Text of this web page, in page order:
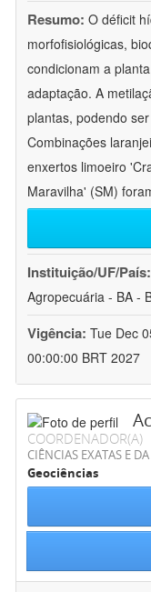
Resumo: O déficit
morfofisiológicas,
condicionam a
adaptação. A
plantas, podendo
Combinações
enxertos limoeiro
Maravilha' (SM)
Instituição/UF/País:
Agropecuária - BA -
Vigência: Tue Dec
00:00:00 BRT 2027
COORDENADOR(A)
CIÊNCIAS EXATAS E
Geociências